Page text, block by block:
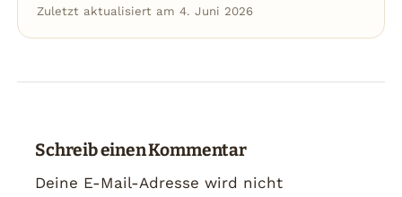
Zuletzt aktualisiert am 4. Juni 2026
Schreib einen Kommentar
Deine E-Mail-Adresse wird nicht